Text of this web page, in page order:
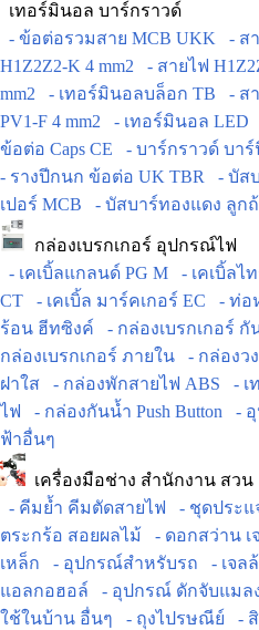
เทอร์มินอล บาร์กราวด์
- ข้อต่อรวมสาย MCB UKK
- ส
H1Z2Z2-K 4 mm2
- สายไฟ
mm2
- เทอร์มินอลบล็อก TB
- ส
PV1-F 4 mm2
- เทอร์มินอล LED
ข้อต่อ Caps CE
- บาร์กราวด์ บา
- รางปีกนก ข้อต่อ UK TBR
- บัส
เปอร์ MCB
- บัสบาร์ทองแดง ลูก
กล่องเบรกเกอร์ อุปกรณ์ไฟ
- เคเบิ้ลแกลนด์ PG M
- เคเบิ้ลไ
CT
- เคเบิ้ล มาร์คเกอร์ EC
- ท่อ
ร้อน ฮีทซิงค์
- กล่องเบรกเกอร์ กั
กล่องเบรกเกอร์ ภายใน
- กล่องว
ฝาใส
- กล่องพักสายไฟ ABS
- เ
ไฟ
- กล่องกันน้ำ Push Button
-
ฟ้าอื่นๆ
เครื่องมือช่าง สำนักงาน สวน
- คีมย้ำ คีมตัดสายไฟ
- ชุดประ
ตระกร้อ สอยผลไม้
- ดอกสว่าน เ
เหล็ก
- อุปกรณ์สำหรับรถ
- เจล
แอลกอฮอล์
- อุปกรณ์ ดักจับแมล
ใช้ในบ้าน อื่นๆ
- ถุงไปรษณีย์ -